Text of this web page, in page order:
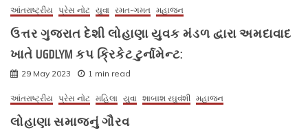
આંતરાષ્ટ્રીય પ્રેસ નોટ યુવા રમત-ગમત મહાજન
ઉત્તર ગુજરાત દેશી લોહાણા યુવક મંડળ દ્વારા અમદાવાદ
ખાતે UGDLYM કપ ક્રિકેટ ટુર્નામેન્ટ:
29 May 2023 1 min read
આંતરાષ્ટ્રીય પ્રેસ નોટ મહિલા યુવા શાબાશ રઘુવંશી મહાજન
લોહાણા સમાજનું ગૌરવ